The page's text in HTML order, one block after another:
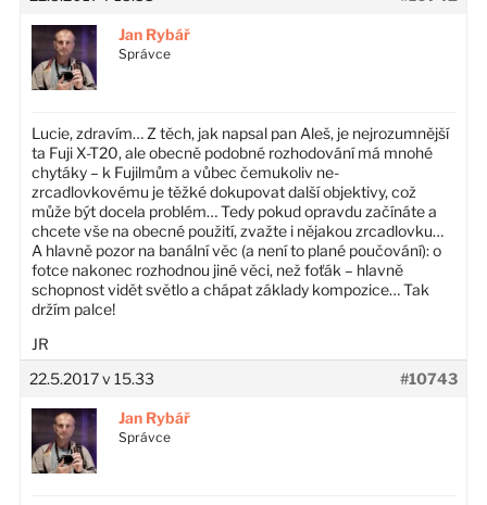
Jan Rybář
Správce
Lucie, zdravím… Z těch, jak napsal pan Aleš, je nejrozumnější
ta Fuji X-T20, ale obecně podobné rozhodování má mnohé
chytáky – k Fujilmům a vůbec čemukoliv ne-
zrcadlovkovému je těžké dokupovat další objektivy, což
může být docela problém… Tedy pokud opravdu začínáte a
chcete vše na obecné použití, zvažte i nějakou zrcadlovku…
A hlavně pozor na banální věc (a není to plané poučování): o
fotce nakonec rozhodnou jiné věci, než foťák – hlavně
schopnost vidět světlo a chápat základy kompozice… Tak
držím palce!
JR
22.5.2017 v 15.33
#10743
Jan Rybář
Správce